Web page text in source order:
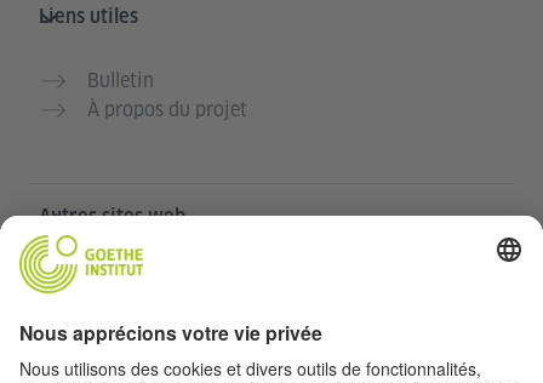
Liens utiles
Bulletin
À propos du projet
Autres sites web
Communauté „Deutsch für dich“
Cours d’allemand de l’Institut Goethe
Portail pour enseignants „Deutschstunde“